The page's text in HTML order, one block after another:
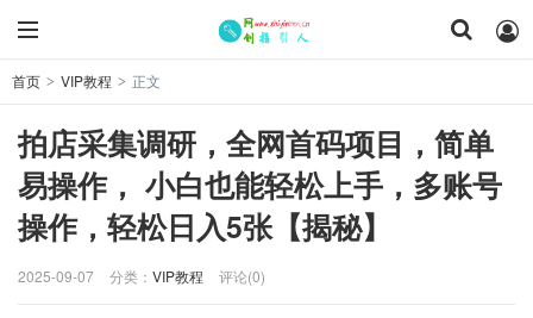
首页 > VIP教程 > 正文
拍店采集调研，全网首码项目，简单
易操作， 小白也能轻松上手，多账号
操作，轻松日入5张【揭秘】
2025-09-07 分类： VIP教程 评论(0)